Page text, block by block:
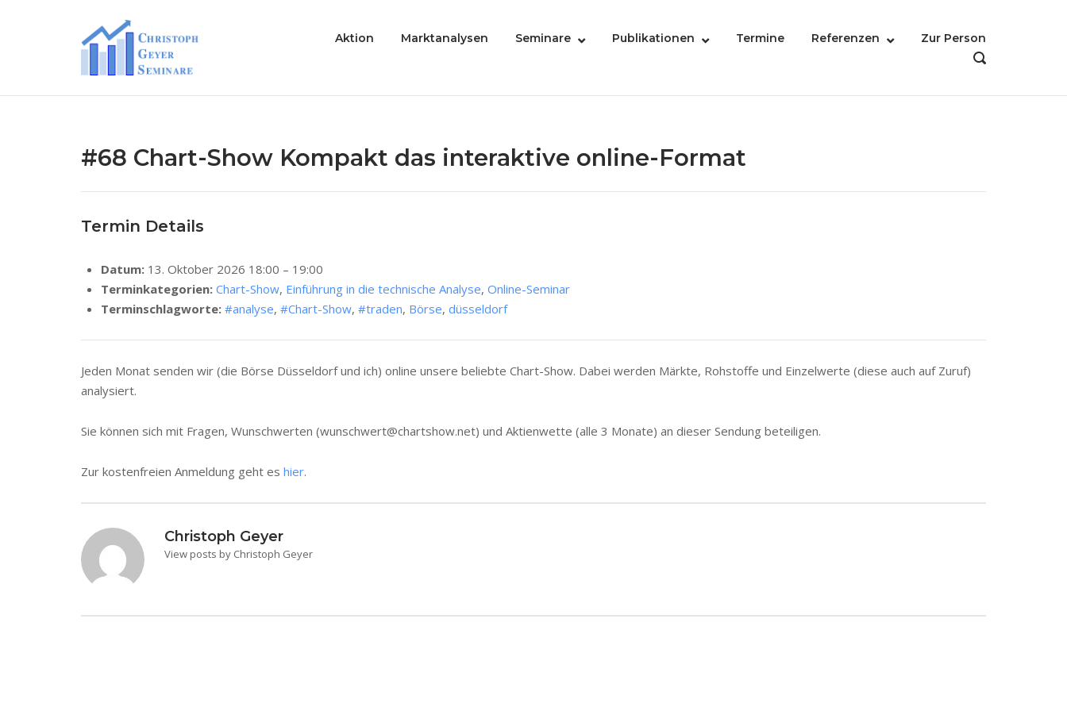
Home
Aktion Marktanalysen Seminare Publikationen Termine Referenzen
Zur Person
OPEN
#68 Chart-Show Kompakt das interaktive online-Format
Termin Details
Datum: 13. Oktober 2026 18:00 – 19:00
Terminkategorien: Chart-Show, Einführung in die technische Analyse, Online-Seminar
Terminschlagworte: #analyse, #Chart-Show, #traden, Börse, düsseldorf
Jeden Monat senden wir (die Börse Düsseldorf und ich) online unsere beliebte Chart-Show. Dabei werden Märkte, Rohstoffe und Einzelwerte (diese auch auf Zuruf)
analysiert.
Sie können sich mit Fragen, Wunschwerten (wunschwert@chartshow.net) und Aktienwette (alle 3 Monate) an dieser Sendung beteiligen.
Zur kostenfreien Anmeldung geht es hier.
Christoph Geyer
View posts by Christoph Geyer